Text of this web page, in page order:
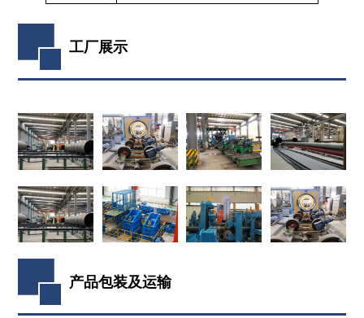
工厂展示
产品包装及运输